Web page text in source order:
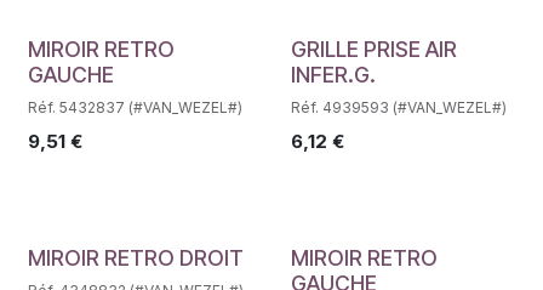
Déstockage
MIROIR RETRO
GAUCHE
Réf. 5432837 (#VAN_WEZEL#)
9,51 €
Déstockage
GRILLE PRISE AIR
INFER.G.
Réf. 4939593 (#VAN_WEZEL#)
6,12 €
MIROIR RETRO DROIT
MIROIR RETRO
GAUCHE